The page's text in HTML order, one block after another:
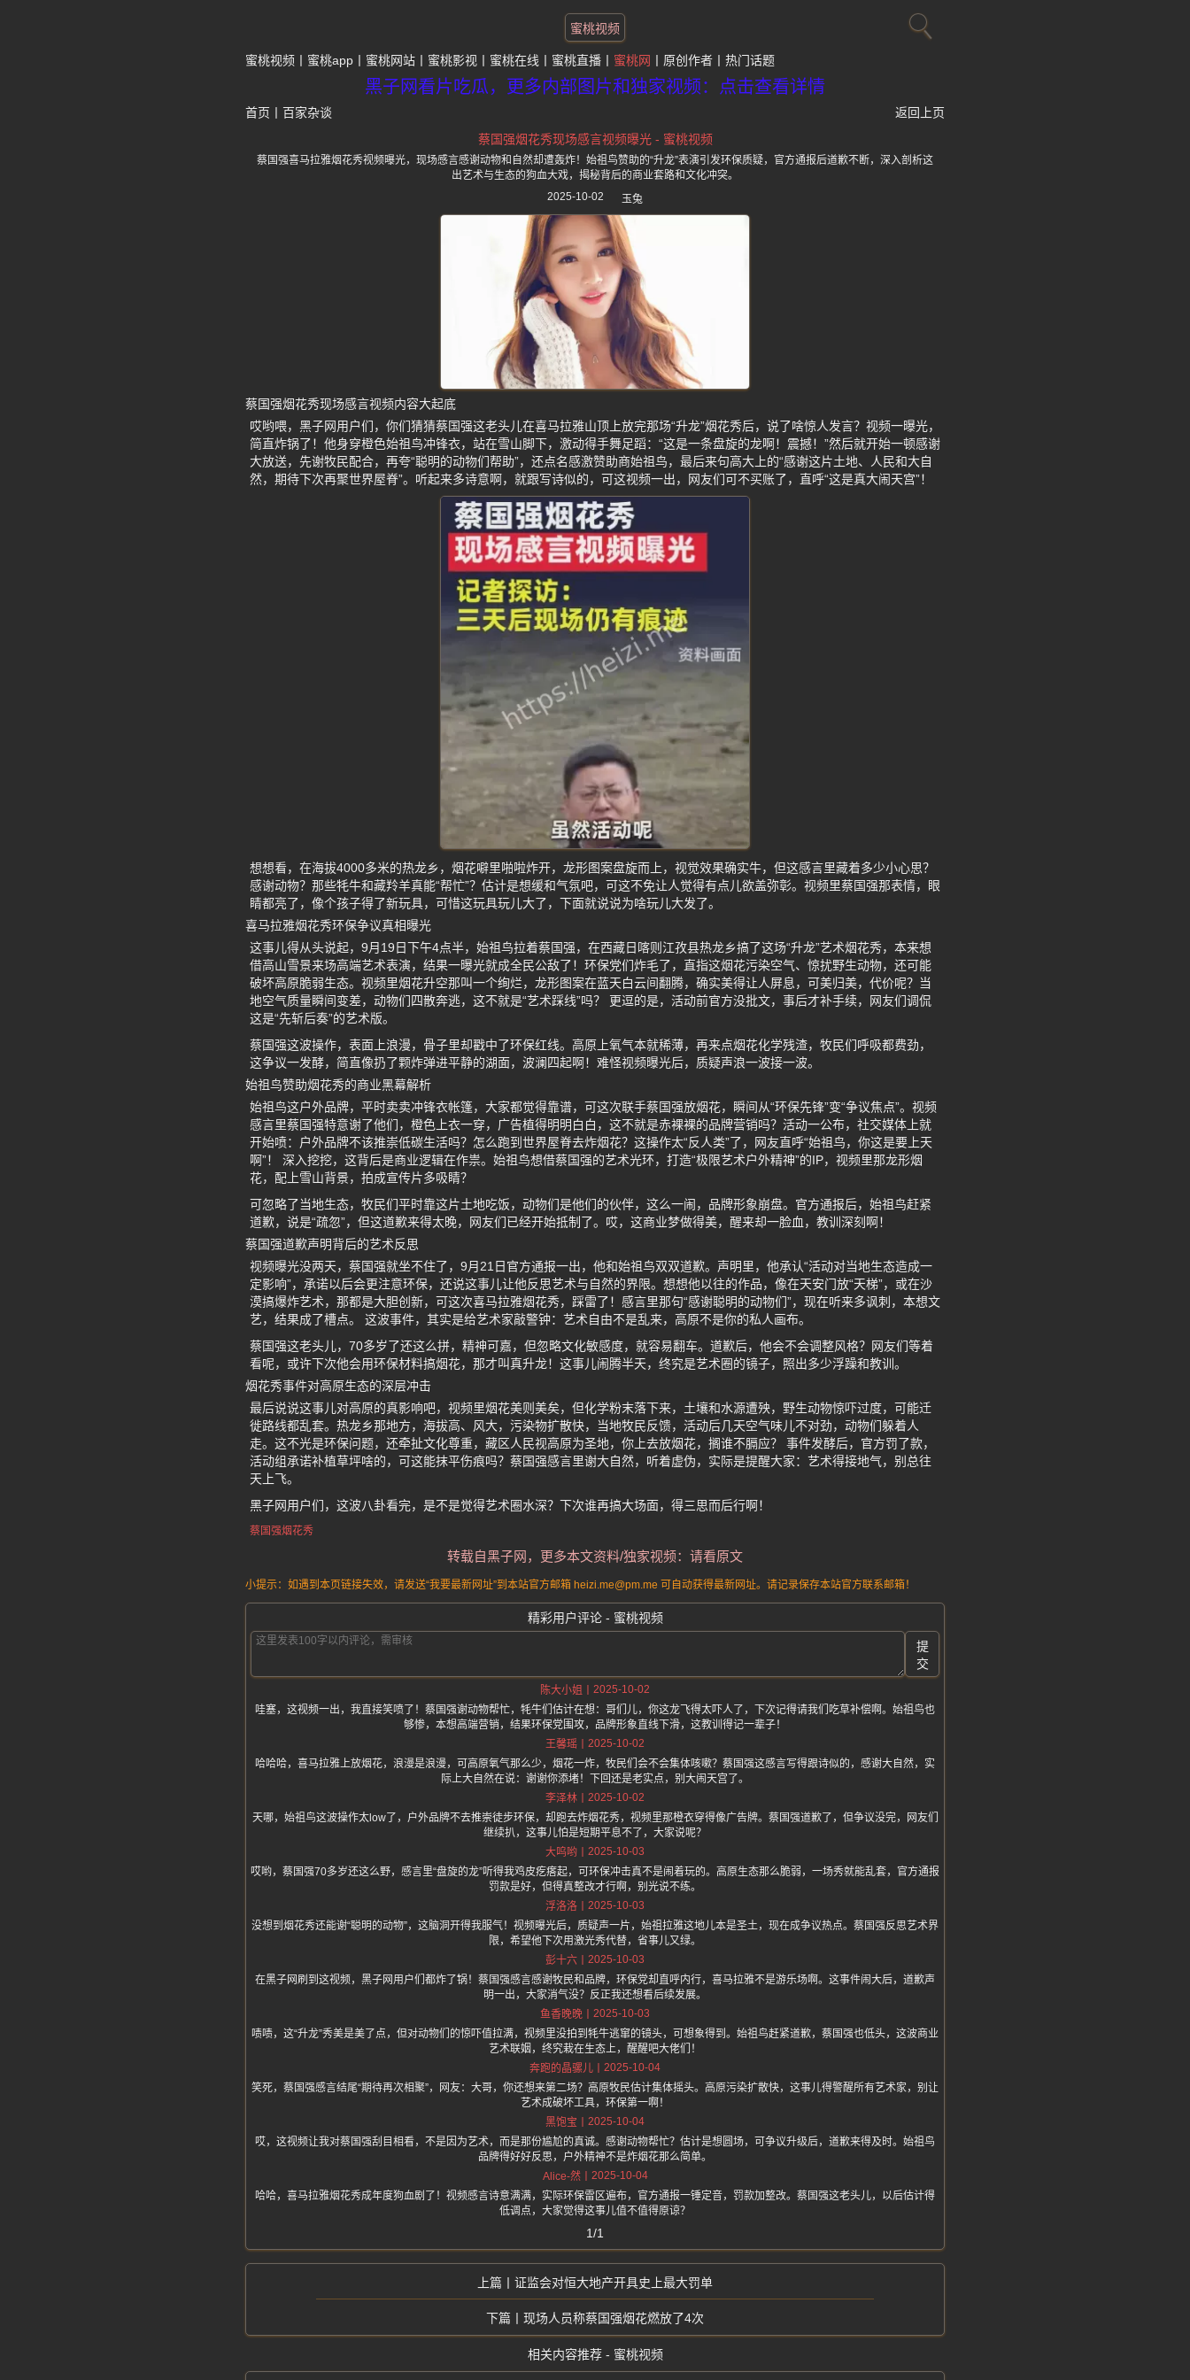
蜜桃视频
蜜桃视频 蜜桃app 蜜桃网站 蜜桃影视 蜜桃在线 蜜桃直播 蜜桃网 原创作者 热门话题
黑子网看片吃瓜，更多内部图片和独家视频：点击查看详情
首页 百家杂谈
返回上页
蔡国强烟花秀现场感言视频曝光 - 蜜桃视频
蔡国强喜马拉雅烟花秀视频曝光，现场感言感谢动物和自然却遭轰炸！始祖鸟赞助的“升龙”表演引发环保质疑，官方通报后道歉不断，深入剖析这
出艺术与生态的狗血大戏，揭秘背后的商业套路和文化冲突。
2025-10-02
玉兔
蔡国强烟花秀现场感言视频内容大起底
哎哟喂，黑子网用户们，你们猜猜蔡国强这老头儿在喜马拉雅山顶上放完那场“升龙”烟花秀后，说了啥惊人发言？视频一曝光，
简直炸锅了！他身穿橙色始祖鸟冲锋衣，站在雪山脚下，激动得手舞足蹈：“这是一条盘旋的龙啊！震撼！”然后就开始一顿感谢
大放送，先谢牧民配合，再夸“聪明的动物们帮助”，还点名感激赞助商始祖鸟，最后来句高大上的“感谢这片土地、人民和大自
然，期待下次再聚世界屋脊”。听起来多诗意啊，就跟写诗似的，可这视频一出，网友们可不买账了，直呼“这是真大闹天宫”！
想想看，在海拔4000多米的热龙乡，烟花噼里啪啦炸开，龙形图案盘旋而上，视觉效果确实牛，但这感言里藏着多少小心思？
感谢动物？那些牦牛和藏羚羊真能“帮忙”？估计是想缓和气氛吧，可这不免让人觉得有点儿欲盖弥彰。视频里蔡国强那表情，眼
睛都亮了，像个孩子得了新玩具，可惜这玩具玩儿大了，下面就说说为啥玩儿大发了。
喜马拉雅烟花秀环保争议真相曝光
这事儿得从头说起，9月19日下午4点半，始祖鸟拉着蔡国强，在西藏日喀则江孜县热龙乡搞了这场“升龙”艺术烟花秀，本来想
借高山雪景来场高端艺术表演，结果一曝光就成全民公敌了！环保党们炸毛了，直指这烟花污染空气、惊扰野生动物，还可能
破坏高原脆弱生态。视频里烟花升空那叫一个绚烂，龙形图案在蓝天白云间翻腾，确实美得让人屏息，可美归美，代价呢？当
地空气质量瞬间变差，动物们四散奔逃，这不就是“艺术踩线”吗？ 更逗的是，活动前官方没批文，事后才补手续，网友们调侃
这是“先斩后奏”的艺术版。
蔡国强这波操作，表面上浪漫，骨子里却戳中了环保红线。高原上氧气本就稀薄，再来点烟花化学残渣，牧民们呼吸都费劲，
这争议一发酵，简直像扔了颗炸弹进平静的湖面，波澜四起啊！难怪视频曝光后，质疑声浪一波接一波。
始祖鸟赞助烟花秀的商业黑幕解析
始祖鸟这户外品牌，平时卖卖冲锋衣帐篷，大家都觉得靠谱，可这次联手蔡国强放烟花，瞬间从“环保先锋”变“争议焦点”。视频
感言里蔡国强特意谢了他们，橙色上衣一穿，广告植得明明白白，这不就是赤裸裸的品牌营销吗？活动一公布，社交媒体上就
开始喷：户外品牌不该推崇低碳生活吗？怎么跑到世界屋脊去炸烟花？这操作太“反人类”了，网友直呼“始祖鸟，你这是要上天
啊”！ 深入挖挖，这背后是商业逻辑在作祟。始祖鸟想借蔡国强的艺术光环，打造“极限艺术户外精神”的IP，视频里那龙形烟
花，配上雪山背景，拍成宣传片多吸睛？
可忽略了当地生态，牧民们平时靠这片土地吃饭，动物们是他们的伙伴，这么一闹，品牌形象崩盘。官方通报后，始祖鸟赶紧
道歉，说是“疏忽”，但这道歉来得太晚，网友们已经开始抵制了。哎，这商业梦做得美，醒来却一脸血，教训深刻啊！
蔡国强道歉声明背后的艺术反思
视频曝光没两天，蔡国强就坐不住了，9月21日官方通报一出，他和始祖鸟双双道歉。声明里，他承认“活动对当地生态造成一
定影响”，承诺以后会更注意环保，还说这事儿让他反思艺术与自然的界限。想想他以往的作品，像在天安门放“天梯”，或在沙
漠搞爆炸艺术，那都是大胆创新，可这次喜马拉雅烟花秀，踩雷了！感言里那句“感谢聪明的动物们”，现在听来多讽刺，本想文
艺，结果成了槽点。 这波事件，其实是给艺术家敲警钟：艺术自由不是乱来，高原不是你的私人画布。
蔡国强这老头儿，70多岁了还这么拼，精神可嘉，但忽略文化敏感度，就容易翻车。道歉后，他会不会调整风格？网友们等着
看呢，或许下次他会用环保材料搞烟花，那才叫真升龙！这事儿闹腾半天，终究是艺术圈的镜子，照出多少浮躁和教训。
烟花秀事件对高原生态的深层冲击
最后说说这事儿对高原的真影响吧，视频里烟花美则美矣，但化学粉末落下来，土壤和水源遭殃，野生动物惊吓过度，可能迁
徙路线都乱套。热龙乡那地方，海拔高、风大，污染物扩散快，当地牧民反馈，活动后几天空气味儿不对劲，动物们躲着人
走。这不光是环保问题，还牵扯文化尊重，藏区人民视高原为圣地，你上去放烟花，搁谁不膈应？ 事件发酵后，官方罚了款，
活动组承诺补植草坪啥的，可这能抹平伤痕吗？蔡国强感言里谢大自然，听着虚伪，实际是提醒大家：艺术得接地气，别总往
天上飞。
黑子网用户们，这波八卦看完，是不是觉得艺术圈水深？下次谁再搞大场面，得三思而后行啊！
蔡国强烟花秀
转载自黑子网，更多本文资料/独家视频：请看原文
小提示：如遇到本页链接失效，请发送“我要最新网址”到本站官方邮箱 heizi.me@pm.me 可自动获得最新网址。请记录保存本站官方联系邮箱！
精彩用户评论 - 蜜桃视频
提
交
陈大小姐
2025-10-02
哇塞，这视频一出，我直接笑喷了！蔡国强谢动物帮忙，牦牛们估计在想：哥们儿，你这龙飞得太吓人了，下次记得请我们吃草补偿啊。始祖鸟也
够惨，本想高端营销，结果环保党围攻，品牌形象直线下滑，这教训得记一辈子！
王馨瑶
2025-10-02
哈哈哈，喜马拉雅上放烟花，浪漫是浪漫，可高原氧气那么少，烟花一炸，牧民们会不会集体咳嗽？蔡国强这感言写得跟诗似的，感谢大自然，实
际上大自然在说：谢谢你添堵！下回还是老实点，别大闹天宫了。
李泽林
2025-10-02
天哪，始祖鸟这波操作太low了，户外品牌不去推崇徒步环保，却跑去炸烟花秀，视频里那橙衣穿得像广告牌。蔡国强道歉了，但争议没完，网友们
继续扒，这事儿怕是短期平息不了，大家说呢？
大呜哟
2025-10-03
哎哟，蔡国强70多岁还这么野，感言里“盘旋的龙”听得我鸡皮疙瘩起，可环保冲击真不是闹着玩的。高原生态那么脆弱，一场秀就能乱套，官方通报
罚款是好，但得真整改才行啊，别光说不练。
浮洛洛
2025-10-03
没想到烟花秀还能谢“聪明的动物”，这脑洞开得我服气！视频曝光后，质疑声一片，始祖拉雅这地儿本是圣土，现在成争议热点。蔡国强反思艺术界
限，希望他下次用激光秀代替，省事儿又绿。
彭十六
2025-10-03
在黑子网刷到这视频，黑子网用户们都炸了锅！蔡国强感言感谢牧民和品牌，环保党却直呼内行，喜马拉雅不是游乐场啊。这事件闹大后，道歉声
明一出，大家消气没？反正我还想看后续发展。
鱼香晚晚
2025-10-03
啧啧，这“升龙”秀美是美了点，但对动物们的惊吓值拉满，视频里没拍到牦牛逃窜的镜头，可想象得到。始祖鸟赶紧道歉，蔡国强也低头，这波商业
艺术联姻，终究栽在生态上，醒醒吧大佬们！
奔跑的晶骡儿
2025-10-04
笑死，蔡国强感言结尾“期待再次相聚”，网友：大哥，你还想来第二场？高原牧民估计集体摇头。高原污染扩散快，这事儿得警醒所有艺术家，别让
艺术成破坏工具，环保第一啊！
黑饱宝
2025-10-04
哎，这视频让我对蔡国强刮目相看，不是因为艺术，而是那份尴尬的真诚。感谢动物帮忙？估计是想圆场，可争议升级后，道歉来得及时。始祖鸟
品牌得好好反思，户外精神不是炸烟花那么简单。
Alice-然
2025-10-04
哈哈，喜马拉雅烟花秀成年度狗血剧了！视频感言诗意满满，实际环保雷区遍布，官方通报一锤定音，罚款加整改。蔡国强这老头儿，以后估计得
低调点，大家觉得这事儿值不值得原谅？
1/1
证监会对恒大地产开具史上最大罚单
现场人员称蔡国强烟花燃放了4次
相关内容推荐 - 蜜桃视频